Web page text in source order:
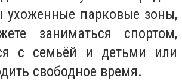
ухоженные парковые зоны,
заниматься спортом,
с семьёй и детьми или
свободное время.